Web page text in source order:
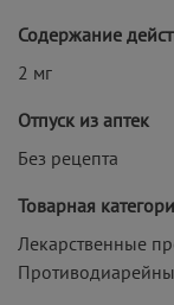
Содержание
2 мг
Отпуск из аптек
Без рецепта
Товарная
Лекарственные